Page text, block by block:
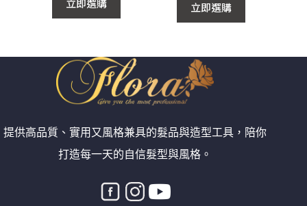
立即選購
始
價
NT$2,200。
前
價
NT$1,760。
立即選購
提供高品質、實用又風格兼具的髮品與造型工具，陪你
打造每一天的自信髮型與風格。